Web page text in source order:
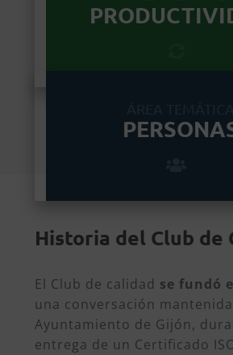
Historia del Club de
El Club de calidad se fundó
una conversación
Ayuntamiento de Gijón,
entrega de un Certificado